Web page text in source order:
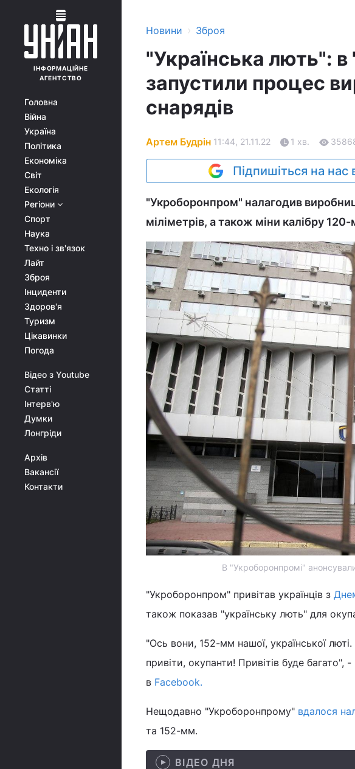
ІНФОРМАЦІЙНЕ
АГЕНТСТВО
Головна
Війна
Україна
Політика
Економіка
Світ
Екологія
Регіони
Спорт
Наука
Техно і зв'язок
Лайт
Зброя
Інциденти
Здоров'я
Туризм
Цікавинки
Погода
Відео з Youtube
Статті
Інтерв'ю
Думки
Лонгріди
Архів
Вакансії
Контакти
Новини › Зброя
"Українська лють":
запустили процес
снарядів
Артем Будрін 11:44, 21.11.22 1 хв.
Підпишіться на нас
"Укроборонпром" налагодив
міліметрів, а також міни калібру
В "Укроборонпромі"
"Укроборонпром" привітав українців з
також показав "українську лють" для
"Ось вони, 152-мм нашої, української
привіти, окупанти! Привітів буде
в Facebook.
Нещодавно "Укроборонпрому" вдалося
та 152-мм.
ВІДЕО ДНЯ